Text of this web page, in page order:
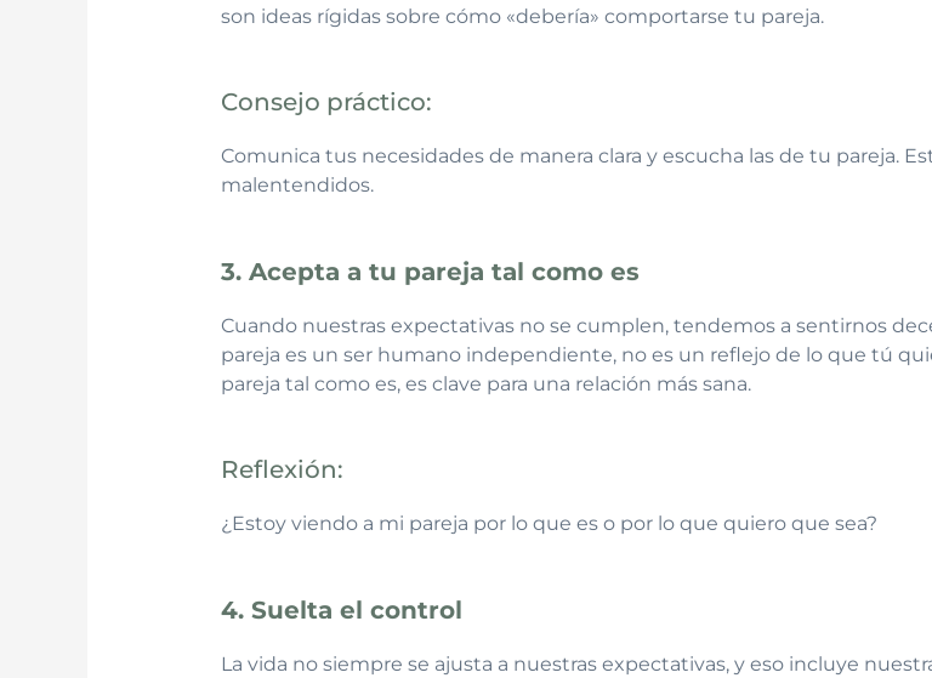
son ideas rígidas sobre cómo «debería» comportarse tu pareja.
Consejo práctico:
Comunica tus necesidades de manera clara y escucha las de tu pareja.
malentendidos.
3. Acepta a tu pareja tal como es
Cuando nuestras expectativas no se cumplen, tendemos a sentirnos
pareja es un ser humano independiente, no es un reflejo de lo que tú
pareja tal como es, es clave para una relación más sana.
Reflexión:
¿Estoy viendo a mi pareja por lo que es o por lo que quiero que sea?
4. Suelta el control
La vida no siempre se ajusta a nuestras expectativas, y eso incluye